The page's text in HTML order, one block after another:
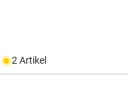
2 Artikel